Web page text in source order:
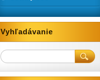
Vyhľadávanie